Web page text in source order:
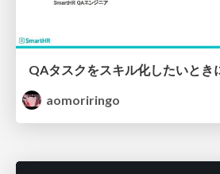
QAタスクをスキル化したいとき
aomoriringo